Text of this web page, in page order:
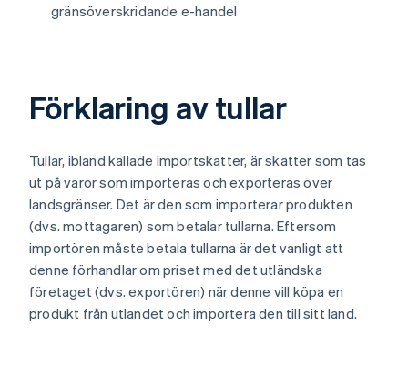
gränsöverskridande e-handel
Förklaring av tullar
Tullar, ibland kallade importskatter, är skatter som tas
ut på varor som importeras och exporteras över
landsgränser. Det är den som importerar produkten
(dvs. mottagaren) som betalar tullarna. Eftersom
importören måste betala tullarna är det vanligt att
denne förhandlar om priset med det utländska
företaget (dvs. exportören) när denne vill köpa en
produkt från utlandet och importera den till sitt land.